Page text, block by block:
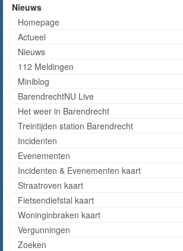
Nieuws
Homepage
Actueel
Nieuws
112 Meldingen
Miniblog
BarendrechtNU Live
Het weer in Barendrecht
Treintijden station Barendrecht
Incidenten
Evenementen
Incidenten & Evenementen kaart
Straatroven kaart
Fietsendiefstal kaart
Woninginbraken kaart
Vergunningen
Zoeken